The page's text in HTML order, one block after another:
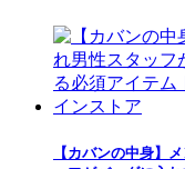
【カバンの中身】